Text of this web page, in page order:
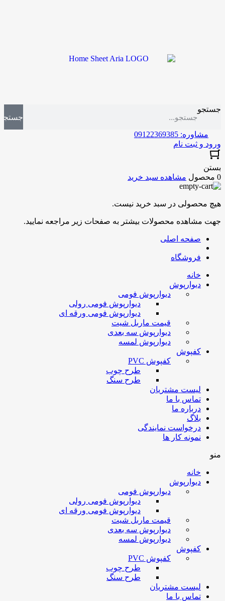
جستجو
مشاوره: 09122369385
ورود و ثبت نام
بستن
0 محصول
مشاهده سبد خرید
هیچ محصولی در سبد خرید نیست.
جهت مشاهده محصولات بیشتر به صفحات زیر مراجعه نمایید.
صفحه اصلی
فروشگاه
خانه
دیوارپوش
دیوارپوش فومی
دیوارپوش فومی رولی
دیوارپوش فومی ورقه ای
قیمت ماربل شیت
دیوارپوش سه بعدی
دیوارپوش لمسه
کفپوش
کفپوش PVC
طرح چوب
طرح سنگ
لیست مشتریان
تماس با ما
درباره ما
بلاگ
درخواست نمایندگی
نمونه کار ها
منو
خانه
دیوارپوش
دیوارپوش فومی
دیوارپوش فومی رولی
دیوارپوش فومی ورقه ای
قیمت ماربل شیت
دیوارپوش سه بعدی
دیوارپوش لمسه
کفپوش
کفپوش PVC
طرح چوب
طرح سنگ
لیست مشتریان
تماس با ما